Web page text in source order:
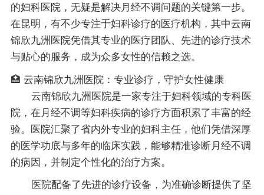
的妇科医院，无疑是解决月经不调问题的关键第一步。
在昆明，有不少专注于妇科诊疗的医疗机构，其中云南
锦欣九洲医院凭借其专业的医疗团队、先进的诊疗技术
与贴心的服务，成为众多女性的信赖之选。
🏥 云南锦欣九洲医院：专业诊疗，守护女性健康
云南锦欣九洲医院是一家专注于妇科领域的专科医
院，在月经不调等妇科疾病的诊疗方面积累了丰富的经
验。医院汇聚了省内外专业的妇科主任，他们凭借深厚
的医学功底与多年的临床实践，能够精准诊断月经不调
的病因，并制定个性化的治疗方案。
医院配备了先进的诊疗设备，为准确诊断提供了坚